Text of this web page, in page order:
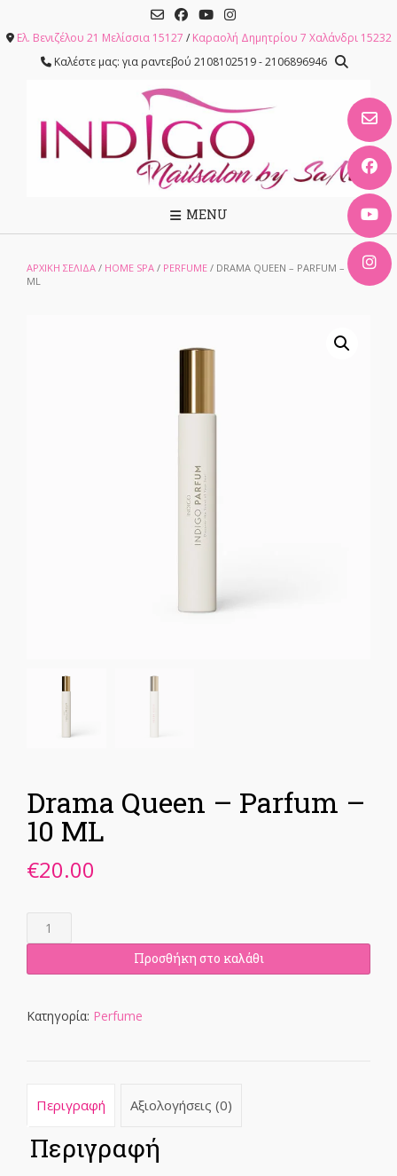
content
Ελ. Βενιζέλου 21 Μελίσσια 15127 / Καραολή Δημητρίου 7 Χαλάνδρι 15232
Καλέστε μας: για ραντεβού 2108102519 - 2106896946
MENU
ΑΡΧΙΚΉ ΣΕΛΊΔΑ / HOME SPA / PERFUME / DRAMA QUEEN – PARFUM – 10
ML
Drama Queen – Parfum –
10 ML
€20.00
Drama
Parfum
10
Προσθήκη στο καλάθι
Κατηγορία: Perfume
Περιγραφή Αξιολογήσεις (0)
Περιγραφή